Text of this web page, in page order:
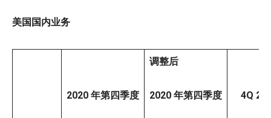
美国国内业务
2020 年第四季度
调整后
2020 年第四季度 4Q